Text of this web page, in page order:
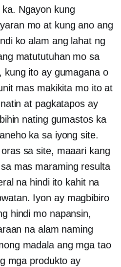
Ngayon kung
mo at kung ano ang
ko alam ang lahat ng
matututuhan mo sa
kung ito ay gumagana o
mas makikita mo ito at
at pagkatapos ay
nating gumastos ka
ka sa iyong site.
sa site, maaari kang
mas maraming resulta
na hindi ito kahit na
Iyon ay magbibiro
hindi mo napansin,
na alam naming
madala ang mga tao
mga produkto ay